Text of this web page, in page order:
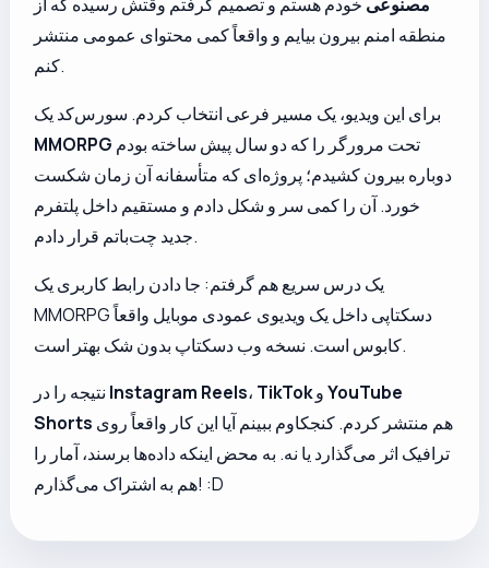
منطقه امنم بیرون بیایم و واقعاً کمی محتوای عمومی منتشر
کنم.
برای این ویدیو، یک مسیر فرعی انتخاب کردم. سورس‌کد یک
MMORPG
دوباره بیرون کشیدم؛ پروژه‌ای که متأسفانه آن زمان شکست
خورد. آن را کمی سر و شکل دادم و مستقیم داخل پلتفرم
جدید چت‌باتم قرار دادم.
یک درس سریع هم گرفتم: جا دادن رابط کاربری یک
MMORPG دسکتاپی داخل یک ویدیوی عمودی موبایل واقعاً
کابوس است. نسخه وب دسکتاپ بدون شک بهتر است.
Instagram Reels، TikTok وYouTube
Shorts
ترافیک اثر می‌گذارد یا نه. به محض اینکه داده‌ها برسند، آمار را
هم به اشتراک می‌گذارم! :D